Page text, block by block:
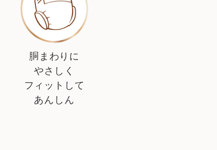
胴まわりに
やさしく
フィットして
あんしん